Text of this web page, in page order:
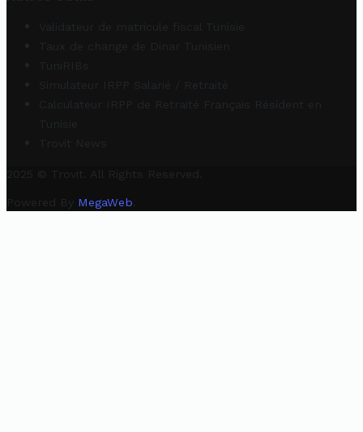
Validateur de matricule fiscal Tunisie
Taux de change de Dinar Tunisien
TuniRIBs
Simulateur IRPP Salarié / Retraité
Calculateur IRPP de Retraité Français Résident en
Tunisie
Trovit News
2025 © Trovit. All Rights Reserved.
Powered By MegaWeb